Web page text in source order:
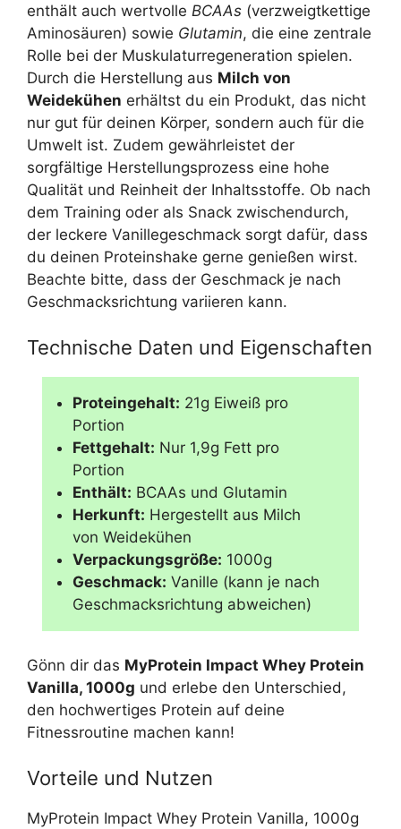
enthält auch wertvolle BCAAs (verzweigtkettige
Aminosäuren) sowie Glutamin, die eine zentrale
Rolle bei der Muskulaturregeneration spielen.
Durch die Herstellung aus Milch von
Weidekühen erhältst du ein Produkt, das nicht
nur gut für deinen Körper, sondern auch für die
Umwelt ist. Zudem gewährleistet der
sorgfältige Herstellungsprozess eine hohe
Qualität und Reinheit der Inhaltsstoffe. Ob nach
dem Training oder als Snack zwischendurch,
der leckere Vanillegeschmack sorgt dafür, dass
du deinen Proteinshake gerne genießen wirst.
Beachte bitte, dass der Geschmack je nach
Geschmacksrichtung variieren kann.
Technische Daten und Eigenschaften
Proteingehalt: 21g Eiweiß pro
Portion
Fettgehalt: Nur 1,9g Fett pro
Portion
Enthält: BCAAs und Glutamin
Herkunft: Hergestellt aus Milch
von Weidekühen
Verpackungsgröße: 1000g
Geschmack: Vanille (kann je nach
Geschmacksrichtung abweichen)
Gönn dir das MyProtein Impact Whey Protein
Vanilla, 1000g und erlebe den Unterschied,
den hochwertiges Protein auf deine
Fitnessroutine machen kann!
Vorteile und Nutzen
MyProtein Impact Whey Protein Vanilla, 1000g